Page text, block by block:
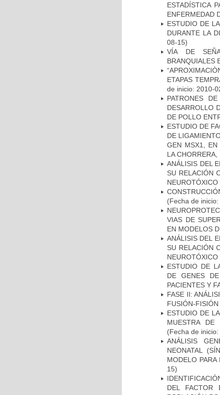
ESTADÍSTICA
ENFERMEDAD
ESTUDIO DE
DURANTE LA
08-15)
VÍA DE
BRANQUIALES
ETAPAS
de inicio: 2010-
PATRONES
DESARROLLO
DE POLLO
ESTUDIO DE
DE
GEN MSX1, EN
LA
ANÁLISIS DEL
SU RELACIÓN
NEUROTÓXICO
(Fecha de
VIAS DE
EN MODELOS
ANÁLISIS DEL
SU RELACIÓN
NEUROTÓXICO
ESTUDIO DE
DE GENES
PACIENTES Y
FASE II:
FUSIÓN-
ESTUDIO DE
MUESTRA DE
(Fecha de
ANÁLISIS
NEONATAL
MODELO
15)
DEL FACTOR